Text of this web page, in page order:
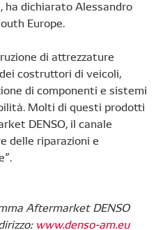
ha dichiarato Alessandro
Europe.
di attrezzature
costruttori di veicoli,
di componenti e sistemi
Molti di questi prodotti
DENSO, il canale
delle riparazioni e
Aftermarket DENSO
www.denso-am.eu